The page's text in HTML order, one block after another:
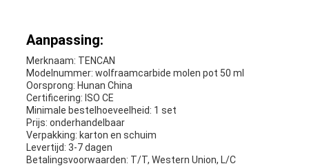
Aanpassing:
Merknaam: TENCAN
Modelnummer: wolfraamcarbide molen pot 50 ml
Oorsprong: Hunan China
Certificering: ISO CE
Minimale bestelhoeveelheid: 1 set
Prijs: onderhandelbaar
Verpakking: karton en schuim
Levertijd: 3-7 dagen
Betalingsvoorwaarden: T/T, Western Union, L/C